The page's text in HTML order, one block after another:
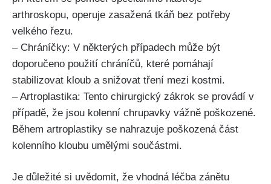
arthroskopu, operuje zasažená tkáň bez potřeby
velkého řezu.
– Chráníčky: V některých‌ případech může být
doporučeno ​použití‍ chráníčů, které pomáhají
stabilizovat kloub a snižovat tření mezi kostmi.
– Artroplastika: Tento chirurgický zákrok se provádí v
případě, že jsou kolenní⁤ chrupavky vážně poškozené.
Během artroplastiky se ⁢nahrazuje poškozená část
kolenního kloubu umělými součástmi.
Je důležité si uvědomit, že vhodná léčba zánětu